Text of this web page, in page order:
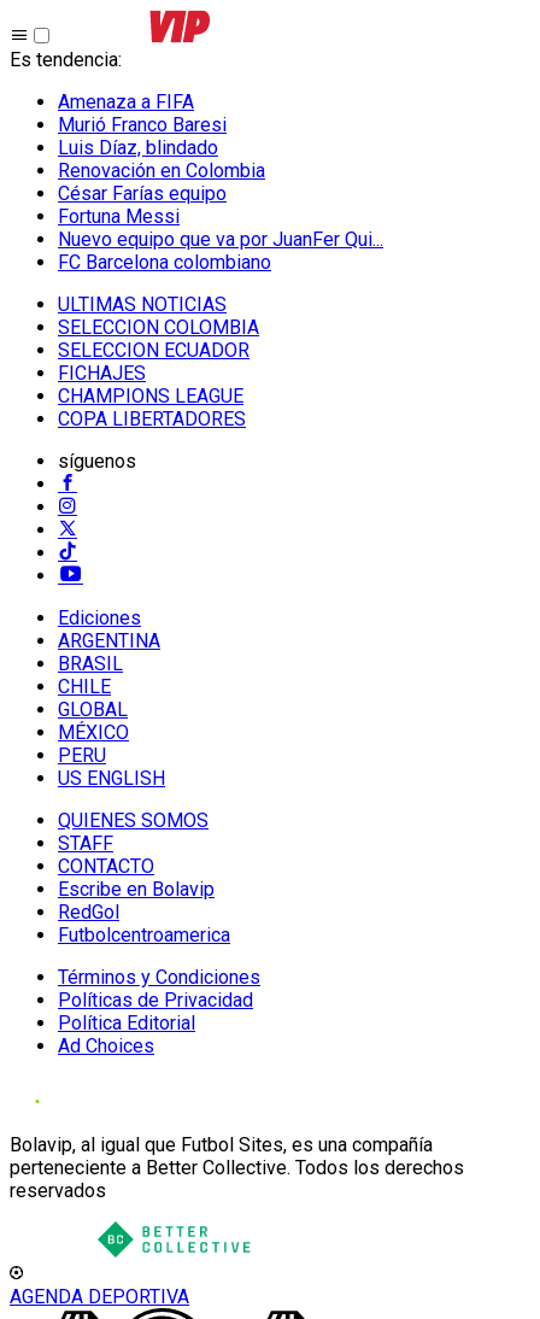
Es tendencia:
Amenaza a FIFA
Murió Franco Baresi
Luis Díaz, blindado
Renovación en Colombia
César Farías equipo
Fortuna Messi
Nuevo equipo que va por JuanFer Qui...
FC Barcelona colombiano
ULTIMAS NOTICIAS
SELECCION COLOMBIA
SELECCION ECUADOR
FICHAJES
CHAMPIONS LEAGUE
COPA LIBERTADORES
síguenos
Ediciones
ARGENTINA
BRASIL
CHILE
GLOBAL
MÉXICO
PERU
US ENGLISH
QUIENES SOMOS
STAFF
CONTACTO
Escribe en Bolavip
RedGol
Futbolcentroamerica
Términos y Condiciones
Políticas de Privacidad
Política Editorial
Ad Choices
Bolavip, al igual que Futbol Sites, es una compañía
perteneciente a Better Collective. Todos los derechos
reservados
AGENDA DEPORTIVA